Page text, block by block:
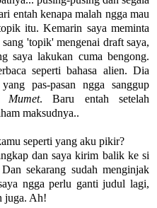
entah kenapa malah ngga mau
itu. Kemarin saya meminta
'topik' mengenai draft saya,
saya lakukan cuma bengong.
seperti bahasa alien. Dia
pas-pasan ngga sanggup
Mumet. Baru entah setelah
maksudnya..
seperti yang aku pikir?
dan saya kirim balik ke si
sekarang sudah menginjak
ngga perlu ganti judul lagi,
juga. Ah!